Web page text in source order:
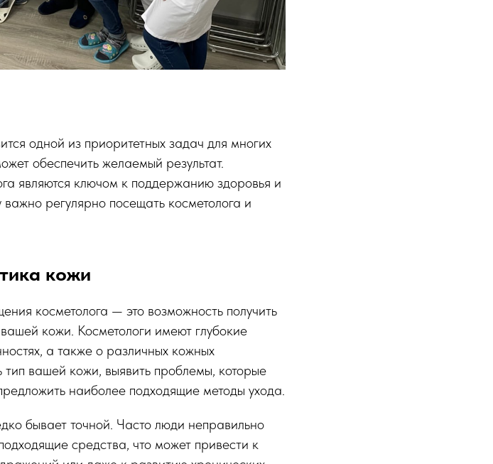
одной из приоритетных задач для многих
обеспечить желаемый результат.
являются ключом к поддержанию здоровья и
регулярно посещать косметолога и
кожи
косметолога — это возможность получить
кожи. Косметологи имеют глубокие
а также о различных кожных
вашей кожи, выявить проблемы, которые
наиболее подходящие методы ухода.
бывает точной. Часто люди неправильно
средства, что может привести к